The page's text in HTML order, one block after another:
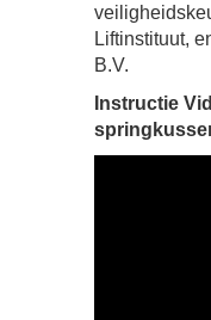
Liftinstituut,
B.V.
Instructie